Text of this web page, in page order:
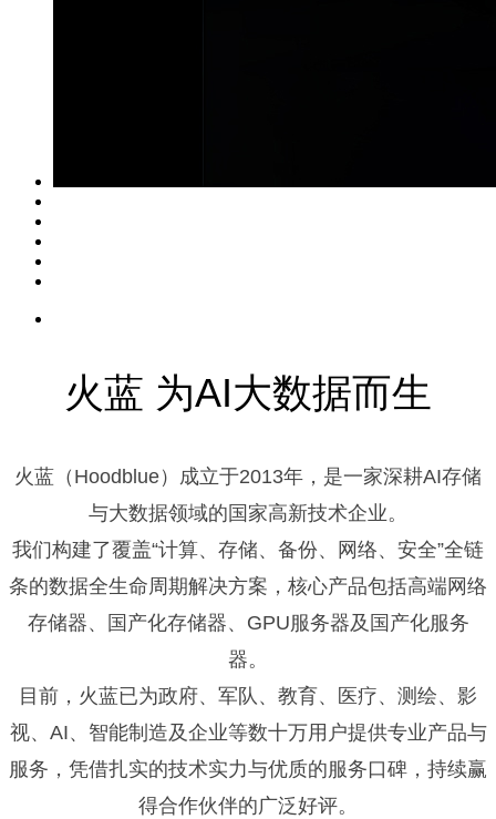
火蓝 为AI大数据而生
火蓝（Hoodblue）成立于2013年，是一家深耕AI存储
与大数据领域的国家高新技术企业。
我们构建了覆盖“计算、存储、备份、网络、安全”全链
条的数据全生命周期解决方案，核心产品包括高端网络
存储器、国产化存储器、GPU服务器及国产化服务
器。
目前，火蓝已为政府、军队、教育、医疗、测绘、影
视、AI、智能制造及企业等数十万用户提供专业产品与
服务，凭借扎实的技术实力与优质的服务口碑，持续赢
得合作伙伴的广泛好评。